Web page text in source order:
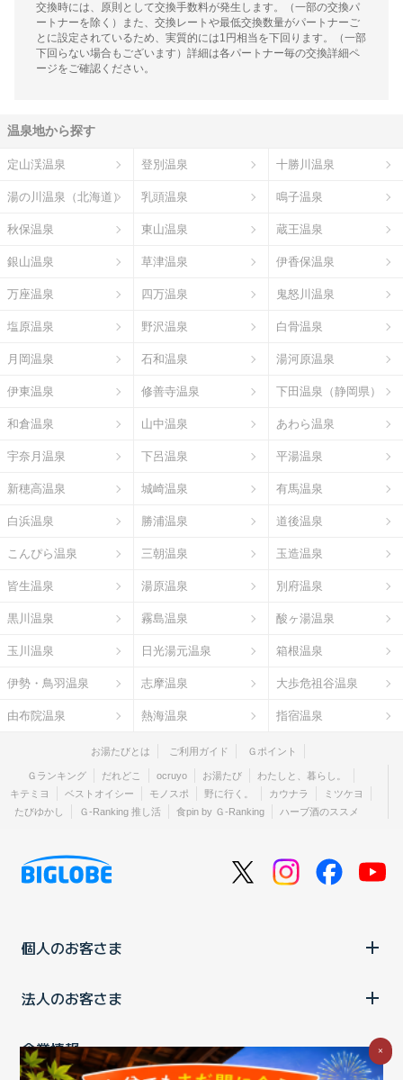
交換時には、原則として交換手数料が発生します。（一部の交換パ
ートナーを除く）また、交換レートや最低交換数量がパートナーご
とに設定されているため、実質的には1円相当を下回ります。（一部
下回らない場合もございます）詳細は各パートナー毎の交換詳細ペ
ージをご確認ください。
温泉地から探す
定山渓温泉 登別温泉 十勝川温泉
湯の川温泉（北海道） 乳頭温泉 鳴子温泉
秋保温泉 東山温泉 蔵王温泉
銀山温泉 草津温泉 伊香保温泉
万座温泉 四万温泉 鬼怒川温泉
塩原温泉 野沢温泉 白骨温泉
月岡温泉 石和温泉 湯河原温泉
伊東温泉 修善寺温泉 下田温泉（静岡県）
和倉温泉 山中温泉 あわら温泉
宇奈月温泉 下呂温泉 平湯温泉
新穂高温泉 城崎温泉 有馬温泉
白浜温泉 勝浦温泉 道後温泉
こんぴら温泉 三朝温泉 玉造温泉
皆生温泉 湯原温泉 別府温泉
黒川温泉 霧島温泉 酸ヶ湯温泉
玉川温泉 日光湯元温泉 箱根温泉
伊勢・鳥羽温泉 志摩温泉 大歩危祖谷温泉
由布院温泉 熱海温泉 指宿温泉
お湯たびとは ご利用ガイド Ｇポイント
Ｇランキング だれどこ ocruyo お湯たび
わたしと、暮らし。
キテミヨ
ベストオイシー モノスポ 野に行く。 カウナラ
ミツケヨ
たびゆかし
Ｇ-Ranking 推し活 食pin by Ｇ-Ranking ハーブ酒のススメ
個人のお客さま
法人のお客さま
企業情報 ×